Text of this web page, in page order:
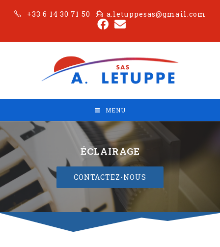
+33 6 14 30 71 50 a.letuppesas@gmail.com
MENU
ÉCLAIRAGE
CONTACTEZ-NOUS